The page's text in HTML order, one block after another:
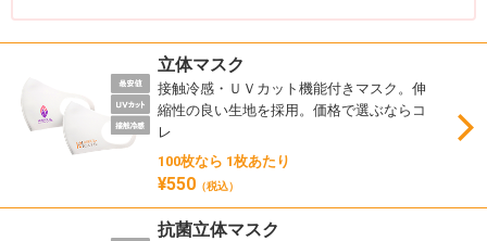
立体マスク
接触冷感・ＵＶカット機能付きマスク。伸
縮性の良い生地を採用。価格で選ぶならコ
レ
100枚なら 1枚あたり
¥550 （税込）
抗菌立体マスク